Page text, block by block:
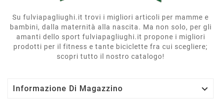
Su fulviapagliughi.it trovi i migliori articoli per mamme e
bambini, dalla maternità alla nascita. Ma non solo, per gli
amanti dello sport fulviapagliughi.it propone i migliori
prodotti per il fitness e tante biciclette fra cui scegliere;
scopri tutto il nostro catalogo!
Informazione Di Magazzino 